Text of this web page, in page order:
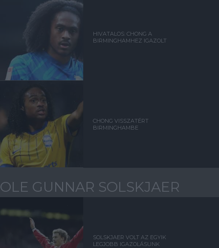
HIVATALOS: CHONG A
BIRMINGHAMHEZ IGAZOLT
CHONG VISSZATÉRT
BIRMINGHAMBE
OLE GUNNAR SOLSKJAER
SOLSKJAER VOLT AZ EGYIK
LEGJOBB IGAZOLÁSUNK